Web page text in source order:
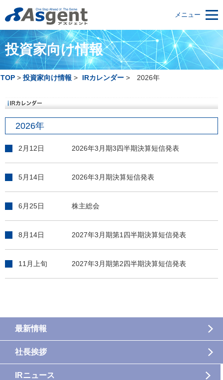
メニュー
投資家向け情報
TOP 投資家向け情報 IRカレンダー 2026年
2026年
2月12日 2026年3月期3四半期決算短信発表
5月14日 2026年3月期決算短信発表
6月25日 株主総会
8月14日 2027年3月期第1四半期決算短信発表
11月上旬 2027年3月期第2四半期決算短信発表
最新情報
社長挨拶
IRニュース